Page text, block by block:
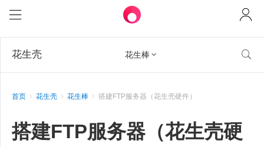
花生壳 花生棒  
首页 花生壳 花生棒 搭建FTP服务器（花生壳硬件）
搭建FTP服务器（花生壳硬